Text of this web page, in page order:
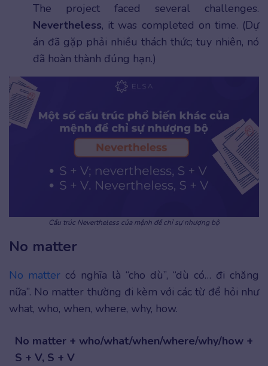
The project faced several challenges.
Nevertheless, it was completed on time. (Dự
án đã gặp phải nhiều thách thức; tuy nhiên, nó
đã hoàn thành đúng hạn.)
Cấu trúc Nevertheless của mệnh đề chỉ sự nhượng bộ
No matter
No matter có nghĩa là “cho dù”, “dù có… đi chăng
nữa”. No matter thường đi kèm với các từ để hỏi như
what, who, when, where, why, how.
No matter + who/what/when/where/why/how +
S + V, S + V